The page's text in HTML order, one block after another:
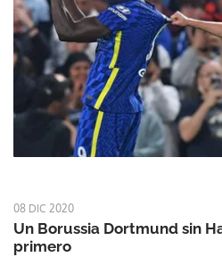
08 DIC 2020
Un Borussia Dortmund sin
primero